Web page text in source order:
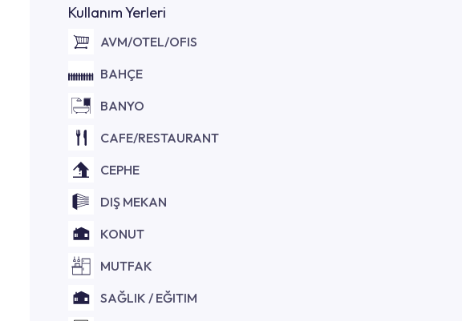
Kullanım Yerleri
AVM/OTEL/OFIS
BAHÇE
BANYO
CAFE/RESTAURANT
CEPHE
DIŞ MEKAN
KONUT
MUTFAK
SAĞLIK / EĞITIM